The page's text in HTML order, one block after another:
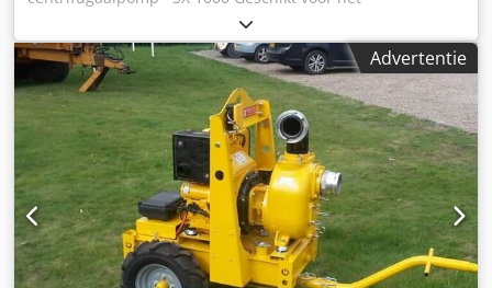
sleepslangbemesten 80-300m3 per uur Dkodsy Aav Depfx
Adwer 9,2-13 bar Diverse gebruikte, gereviseerde pompen
en onderdelen op voorraad Ook andere benodigdheden
voor het sleepslang bemesten Staat: Nieuw
Advertentie